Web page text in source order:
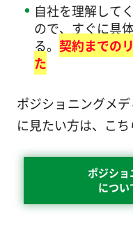
自社を理解して
ので、すぐに具
る。 契約までの
た
ポジショニングメ
に見たい方は、こち
ポジシ
につい